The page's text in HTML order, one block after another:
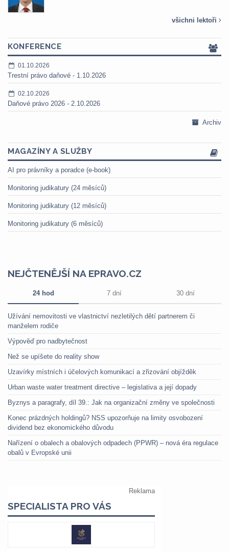
všichni lektoři
KONFERENCE
01.10.2026
Trestní právo daňové - 1.10.2026
02.10.2026
Daňové právo 2026 - 2.10.2026
Archiv
MAGAZÍNY A SLUŽBY
AI pro právníky a poradce (e-book)
Monitoring judikatury (24 měsíců)
Monitoring judikatury (12 měsíců)
Monitoring judikatury (6 měsíců)
NEJČTENĚJŠÍ NA EPRAVO.CZ
24 hod 7 dní 30 dní
Užívání nemovitosti ve vlastnictví nezletilých dětí partnerem či
manželem rodiče
Výpověď pro nadbytečnost
Než se upíšete do reality show
Uzavírky místních i účelových komunikací a zřizování objížděk
Urban waste water treatment directive – legislativa a její dopady
Byznys a paragrafy, díl 39.: Jak na organizační změny ve společnosti
Konec prázdných holdingů? NSS upozorňuje na limity osvobození
dividend bez ekonomického důvodu
Nařízení o obalech a obalových odpadech (PPWR) – nová éra regulace
obalů v Evropské unii